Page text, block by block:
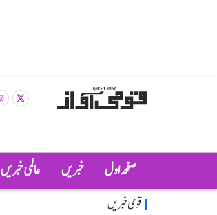
صفحہ اول خبریں عالمی خبریں
قومی خبریں